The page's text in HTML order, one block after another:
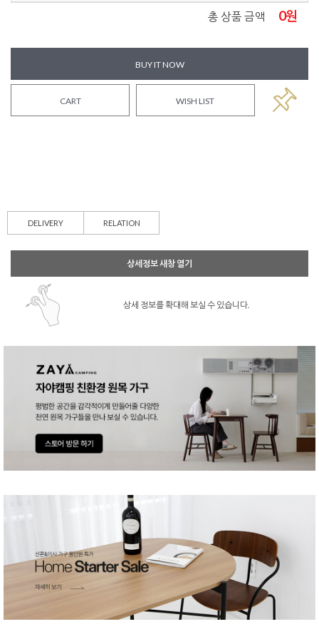
총 상품 금액 0원
BUY IT NOW
CART WISH LIST
DELIVERY RELATION
상세정보 새창 열기
상세 정보를 확대해 보실 수 있습니다.